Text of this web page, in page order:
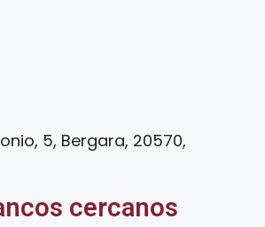
5, Bergara, 20570,
cercanos